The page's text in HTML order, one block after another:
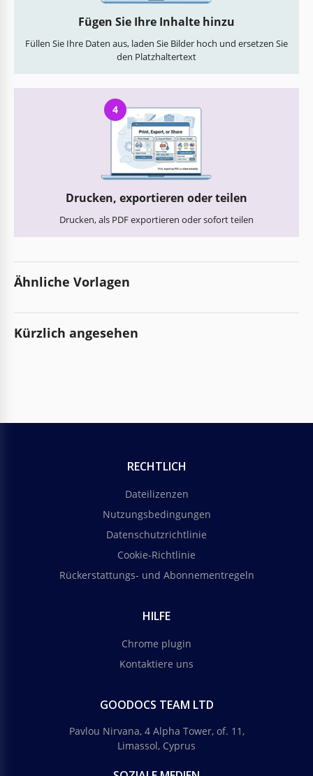
Fügen Sie Ihre Inhalte hinzu
Füllen Sie Ihre Daten aus, laden Sie Bilder hoch und ersetzen Sie
den Platzhaltertext
4
Drucken, exportieren oder teilen
Drucken, als PDF exportieren oder sofort teilen
Ähnliche Vorlagen
Kürzlich angesehen
RECHTLICH
Dateilizenzen
Nutzungsbedingungen
Datenschutzrichtlinie
Cookie-Richtlinie
Rückerstattungs- und Abonnementregeln
HILFE
Chrome plugin
Kontaktiere uns
GOODOCS TEAM LTD
Pavlou Nirvana, 4 Alpha Tower, of. 11,
Limassol, Cyprus